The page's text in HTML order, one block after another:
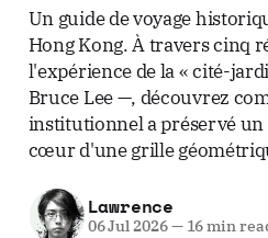
Un guide de voyage
Hong Kong. À travers cinq
l'expérience de la « cité-
Bruce Lee —, découvrez
institutionnel a préservé un
cœur d'une grille
Lawrence
06 Jul 2026—16 min